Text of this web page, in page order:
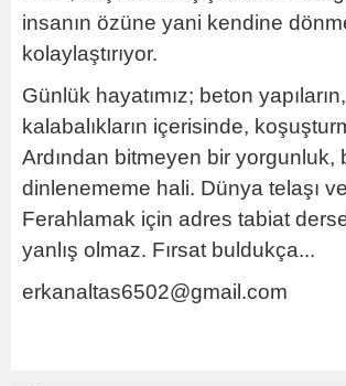
insanın özüne yani kendine
kolaylaştırıyor.
Günlük hayatımız; beton yapıların,
kalabalıkların içerisinde,
Ardından bitmeyen bir yorgunluk,
dinlenememe hali. Dünya telaşı
Ferahlamak için adres tabiat
yanlış olmaz. Fırsat buldukça...
erkanaltas6502@gmail.com